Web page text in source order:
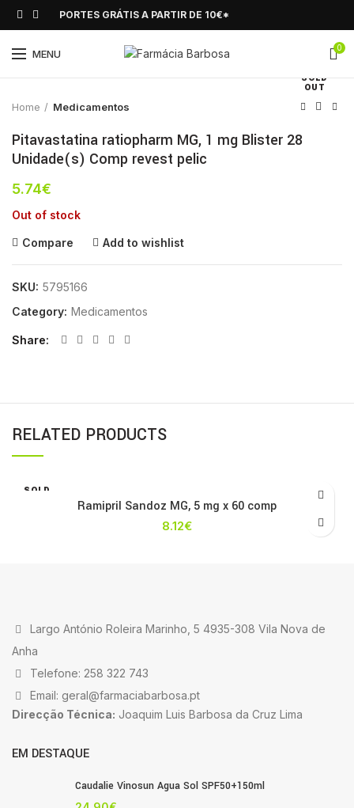
PORTES GRÁTIS A PARTIR DE 10€*
MENU 0
SOLD
OUT
Click to enlarge
Home Medicamentos
Pitavastatina ratiopharm MG, 1 mg Blister 28
Unidade(s) Comp revest pelic
5.74€
Out of stock
Compare Add to wishlist
SKU: 5795166
Category: Medicamentos
Share
RELATED PRODUCTS
SOLD
Ramipril Sandoz MG, 5 mg x 60 comp
8.12€
Largo António Roleira Marinho, 5 4935-308 Vila Nova de
Anha
Telefone: 258 322 743
Email: geral@farmaciabarbosa.pt
Direcção Técnica: Joaquim Luis Barbosa da Cruz Lima
EM DESTAQUE
Caudalie Vinosun Agua Sol SPF50+150ml